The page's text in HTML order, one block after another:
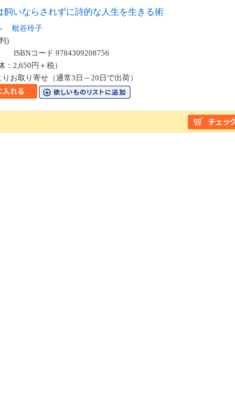
飼いならされずに詩的な人生を生きる術
枇谷玲子
)
ISBNコード 9784309208756
：2,650円＋税）
お取り寄せ（通常3日～20日で出荷）